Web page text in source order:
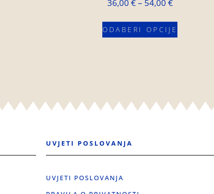
36,00 €– 54,00 €
ODABERI OPCIJE
UVJETI POSLOVANJA
UVJETI POSLOVANJA